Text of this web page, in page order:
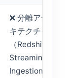
❌ 分離アー
キテクチャ
（Redshift
Streaming
Ingestion